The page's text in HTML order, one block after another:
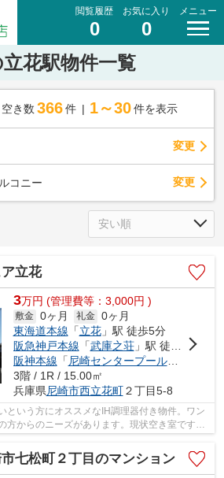
閲覧履歴
0
お気に入り
0
メニュー
花駅物件一覧
空き数 366 件 1～30 件を表示
変更
コニー 変更
ア立花
3万円 (管理費等：3,000円 )
敷金 0ヶ月 礼金 0ヶ月
東海道本線 「立花」駅 徒歩5分
阪急神戸本線 「武庫之荘」駅 徒歩29分
阪神本線 「尼崎センタープール前
3階 / 1R / 15.00㎡
兵庫県尼崎市西立花町２丁目5-8
という方にオススメなIH調理器付き物件。ワン
方からのニーズがあります。現状空き室ですの
七松町２丁目のマンション